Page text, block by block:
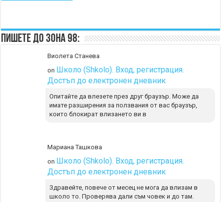
Пишете до Зона 98:
Виолета Станева
on Школо (Shkolo). Вход, регистрация.
Достъп до електронен дневник
Опитайте да влезете през друг браузър. Може да
имате разширения за ползвания от вас браузър,
които блокират влизането ви в
Мариана Ташкова
on Школо (Shkolo). Вход, регистрация.
Достъп до електронен дневник
Здравейте, повече от месец не мога да влизам в
школо то. Проверява дали съм човек и до там.